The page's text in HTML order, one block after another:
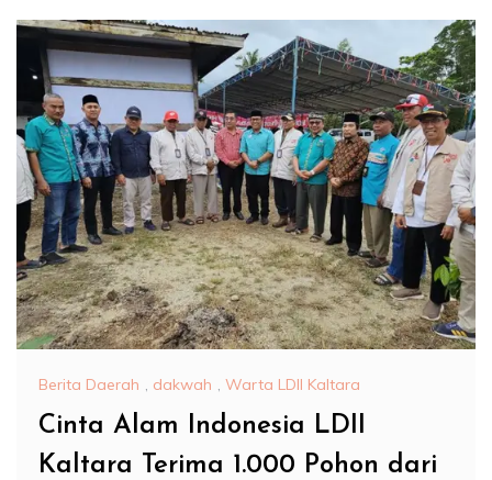
Berita Daerah , dakwah , Warta LDII Kaltara
Cinta Alam Indonesia LDII
Kaltara Terima 1.000 Pohon dari